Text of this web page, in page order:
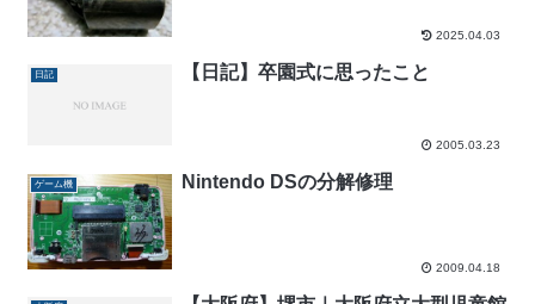
2025.04.03
日記 【日記】卒園式に思ったこと
2005.03.23
ゲーム機 Nintendo DSの分解修理
2009.04.18